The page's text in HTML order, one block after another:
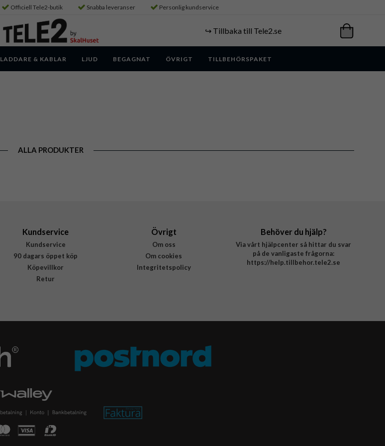
Officiell Tele2-butik Snabba leveranser Personlig kundservice
↪️ Tillbaka till Tele2.se
LADDARE & KABLAR LJUD BEGAGNAT ÖVRIGT TILLBEHÖRSPAKET
ALLA PRODUKTER
Kundservice
Kundservice
90 dagars öppet köp
Köpevillkor
Retur
Övrigt
Om oss
Om cookies
Integritetspolicy
Behöver du hjälp?
Via vårt hjälpcenter så hittar du svar
på de vanligaste frågorna:
https://help.tillbehor.tele2.se